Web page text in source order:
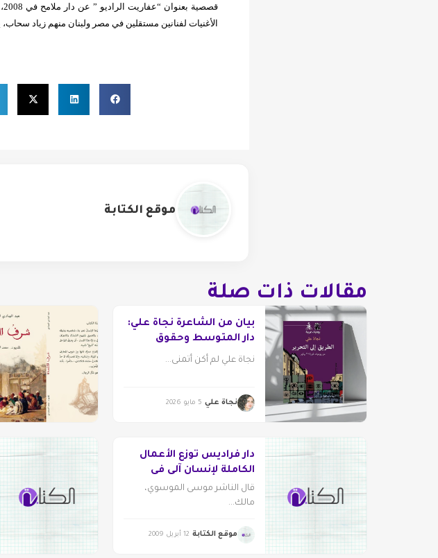
الأغنيات لفنانين مستقلين في مصر ولبنان منهم زياد سحاب،
موقع الكتابة
مقالات ذات صلة
بيان من الشاعرة نجاة علي:
دار المتوسط وحقوق
الكاتب المهدرة
نجاة علي لم أكن أتمنى...
نجاة علي 5 مايو 2026
دار فراديس توزع الأعمال
الكاملة لإنسان آلي في
الخليج
قال الناشر موسى الموسوي،
مالك...
موقع الكتابة 12 أبريل 2009